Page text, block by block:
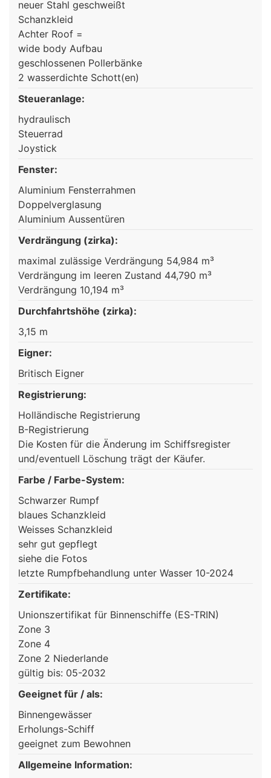
neuer Stahl geschweißt
Schanzkleid
Achter Roof =
wide body Aufbau
geschlossenen Pollerbänke
2 wasserdichte Schott(en)
Steueranlage:
hydraulisch
Steuerrad
Joystick
Fenster:
Aluminium Fensterrahmen
Doppelverglasung
Aluminium Aussentüren
Verdrängung (zirka):
maximal zulässige Verdrängung 54,984 m³
Verdrängung im leeren Zustand 44,790 m³
Verdrängung 10,194 m³
Durchfahrtshöhe (zirka):
3,15 m
Eigner:
Britisch Eigner
Registrierung:
Holländische Registrierung
B-Registrierung
Die Kosten für die Änderung im Schiffsregister
und/eventuell Löschung trägt der Käufer.
Farbe / Farbe-System:
Schwarzer Rumpf
blaues Schanzkleid
Weisses Schanzkleid
sehr gut gepflegt
siehe die Fotos
letzte Rumpfbehandlung unter Wasser 10-2024
Zertifikate:
Unionszertifikat für Binnenschiffe (ES-TRIN)
Zone 3
Zone 4
Zone 2 Niederlande
gültig bis: 05-2032
Geeignet für / als:
Binnengewässer
Erholungs-Schiff
geeignet zum Bewohnen
Allgemeine Information: